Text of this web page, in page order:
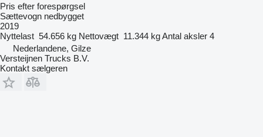
Pris efter forespørgsel
Sættevogn nedbygget
2019
Nyttelast 54.656 kg Nettovægt 11.344 kgAntal aksler 4
Nederlandene, Gilze
Versteijnen Trucks B.V.
Kontakt sælgeren